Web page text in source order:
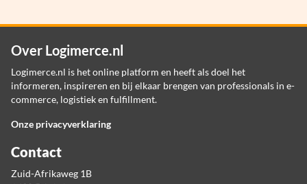
Over Logimerce.nl
Logimerce.nl is het online platform en heeft als doel het
informeren, inspireren en bij elkaar brengen van professionals in e-
commerce, logistiek en fulfillment.
Onze privacyverklaring
Contact
Zuid-Afrikaweg 1B